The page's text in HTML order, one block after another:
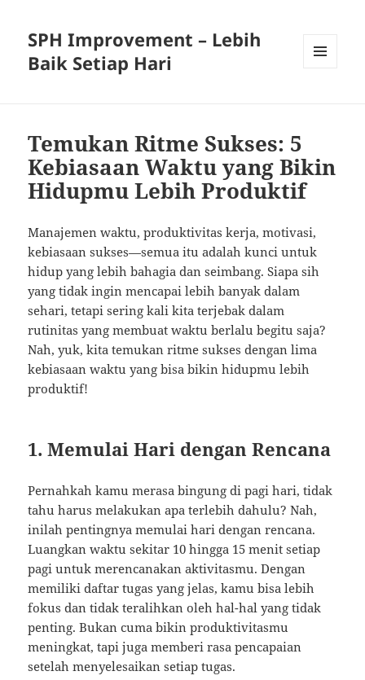
SPH Improvement – Lebih
Baik Setiap Hari
Temukan Ritme Sukses: 5
Kebiasaan Waktu yang Bikin
Hidupmu Lebih Produktif
Manajemen waktu, produktivitas kerja, motivasi,
kebiasaan sukses—semua itu adalah kunci untuk
hidup yang lebih bahagia dan seimbang. Siapa sih
yang tidak ingin mencapai lebih banyak dalam
sehari, tetapi sering kali kita terjebak dalam
rutinitas yang membuat waktu berlalu begitu saja?
Nah, yuk, kita temukan ritme sukses dengan lima
kebiasaan waktu yang bisa bikin hidupmu lebih
produktif!
1. Memulai Hari dengan Rencana
Pernahkah kamu merasa bingung di pagi hari, tidak
tahu harus melakukan apa terlebih dahulu? Nah,
inilah pentingnya memulai hari dengan rencana.
Luangkan waktu sekitar 10 hingga 15 menit setiap
pagi untuk merencanakan aktivitasmu. Dengan
memiliki daftar tugas yang jelas, kamu bisa lebih
fokus dan tidak teralihkan oleh hal-hal yang tidak
penting. Bukan cuma bikin produktivitasmu
meningkat, tapi juga memberi rasa pencapaian
setelah menyelesaikan setiap tugas.